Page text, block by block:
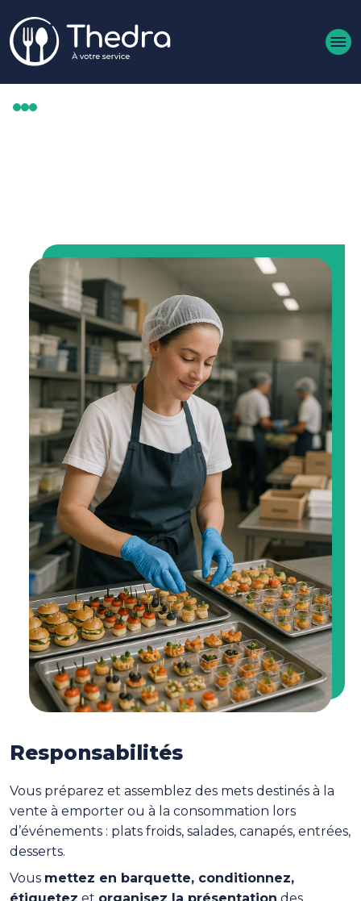
Responsabilités
Vous préparez et assemblez des mets destinés à la
vente à emporter ou à la consommation lors
d’événements : plats froids, salades, canapés, entrées,
desserts.
Vous mettez en barquette, conditionnez,